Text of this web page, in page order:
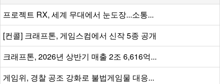
프로젝트 RX, 세계 무대에서 눈도장...소통...
[컨콜] 크래프톤, 게임스컴에서 신작 5종 공개
크래프톤, 2026년 상반기 매출 2조 6,616억...
게임위, 경찰 공조 강화로 불법게임물 대응...